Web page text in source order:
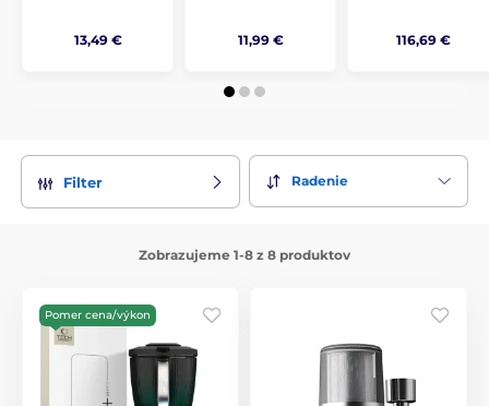
13,49 € 11,99 € 116,69 €
Filter Radenie
Zobrazujeme 1-8 z 8 produktov
Pomer cena/výkon